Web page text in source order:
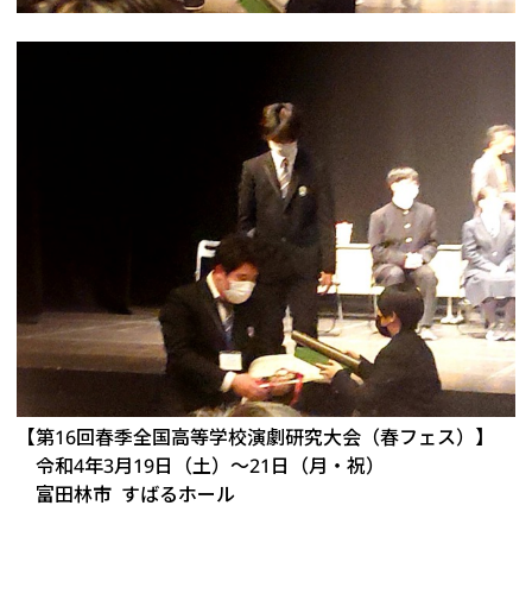
【第16回春季全国高等学校演劇研究大会（春フェス）】
令和4年3月19日（土）～21日（月・祝）
富田林市 すばるホール